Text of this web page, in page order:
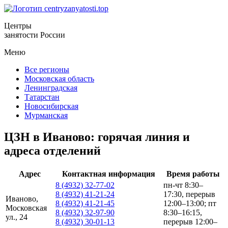
Центры
занятости России
Меню
Все регионы
Московская область
Ленинградская
Татарстан
Новосибирская
Мурманская
ЦЗН в Иваново: горячая линия и
адреса отделений
Адрес Контактная информация Время работы
Иваново,
Московская
ул., 24
8 (4932) 32-77-02
8 (4932) 41-21-24
8 (4932) 41-21-45
8 (4932) 32-97-90
8 (4932) 30-01-13
пн-чт 8:30–
17:30, перерыв
12:00–13:00; пт
8:30–16:15,
перерыв 12:00–